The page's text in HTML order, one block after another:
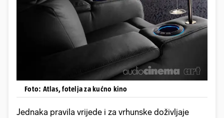
Foto: Atlas, fotelja za kućno kino
Jednaka pravila vrijede i za vrhunske doživljaje